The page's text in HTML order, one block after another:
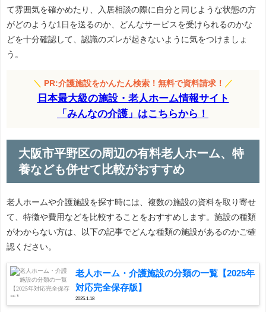
て雰囲気を確かめたり、入居相談の際に自分と同じような状態の方
がどのような1日を送るのか、どんなサービスを受けられるのかな
どを十分確認して、認識のズレが起きないように気をつけましょ
う。
＼ PR:介護施設をかんたん検索！無料で資料請求！ ／
日本最大級の施設・老人ホーム情報サイト
「みんなの介護」はこちらから！
大阪市平野区の周辺の有料老人ホーム、特
養なども併せて比較がおすすめ
老人ホームや介護施設を探す時には、複数の施設の資料を取り寄せ
て、特徴や費用などを比較することをおすすめします。施設の種類
がわからない方は、以下の記事でどんな種類の施設があるのかご確
認ください。
老人ホーム・介護施設の分類の一覧【2025年
対応完全保存版】
2025.1.18